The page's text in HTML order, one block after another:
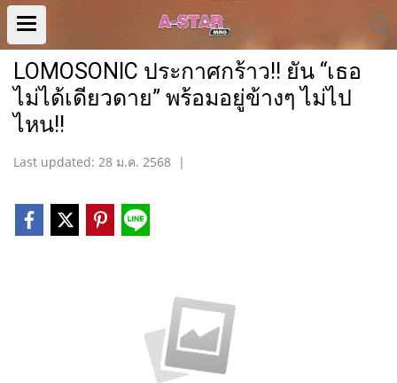
LOMOSONIC ประกาศกร้าว!! ยัน “เธอ
ไม่ได้เดียวดาย” พร้อมอยู่ข้างๆ ไม่ไป
ไหน!!
Last updated: 28 ม.ค. 2568 |